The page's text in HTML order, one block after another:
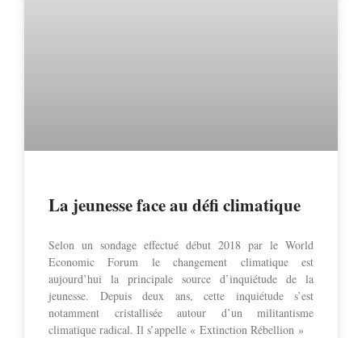
La jeunesse face au défi climatique
Selon un sondage effectué début 2018 par le World
Economic Forum le changement climatique est
aujourd’hui la principale source d’inquiétude de la
jeunesse. Depuis deux ans, cette inquiétude s’est
notamment cristallisée autour d’un militantisme
climatique radical. Il s’appelle « Extinction Rébellion »